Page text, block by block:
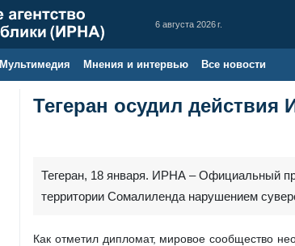
6 августа 2026 г.
Мультимедия Мнения и интервью Все новости
Тегеран осудил
Тегеран, 18 января. ИРНА – Официальный
территории Сомалиленда нарушением
Как отметил дипломат, мировое сообщество